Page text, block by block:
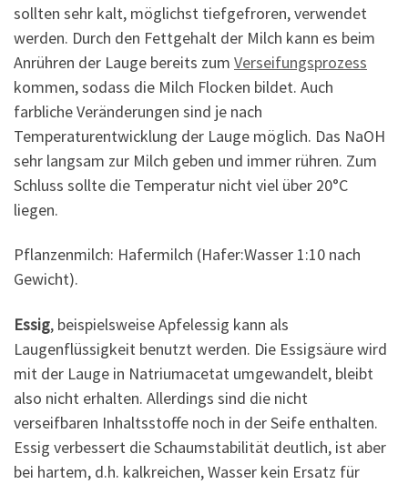
sollten sehr kalt, möglichst tiefgefroren, verwendet
werden. Durch den Fettgehalt der Milch kann es beim
Anrühren der Lauge bereits zum Verseifungsprozess
kommen, sodass die Milch Flocken bildet. Auch
farbliche Veränderungen sind je nach
Temperaturentwicklung der Lauge möglich. Das NaOH
sehr langsam zur Milch geben und immer rühren. Zum
Schluss sollte die Temperatur nicht viel über 20°C
liegen.
Pflanzenmilch: Hafermilch (Hafer:Wasser 1:10 nach
Gewicht).
Essig, beispielsweise Apfelessig kann als
Laugenflüssigkeit benutzt werden. Die Essigsäure wird
mit der Lauge in Natriumacetat umgewandelt, bleibt
also nicht erhalten. Allerdings sind die nicht
verseifbaren Inhaltsstoffe noch in der Seife enthalten.
Essig verbessert die Schaumstabilität deutlich, ist aber
bei hartem, d.h. kalkreichen, Wasser kein Ersatz für